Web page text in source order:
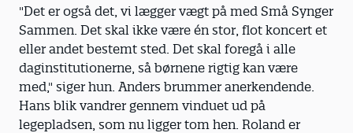
"Det er også det, vi lægger vægt på med Små Synger
Sammen. Det skal ikke være én stor, flot koncert et
eller andet bestemt sted. Det skal foregå i alle
daginstitutionerne, så børnene rigtig kan være
med," siger hun. Anders brummer anerkendende.
Hans blik vandrer gennem vinduet ud på
legepladsen, som nu ligger tom hen. Roland er